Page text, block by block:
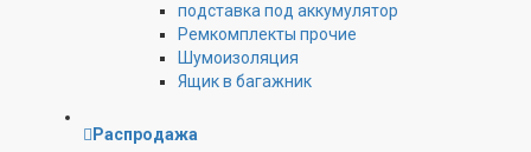
подставка под аккумулятор
Ремкомплекты прочие
Шумоизоляция
Ящик в багажник
Распродажа